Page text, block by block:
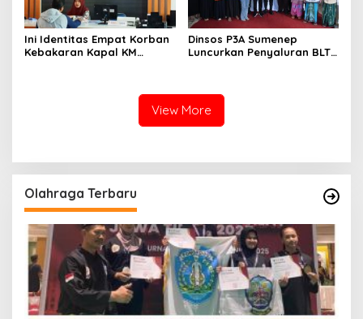
Ini Identitas Empat Korban
Kebakaran Kapal KM
Dinsos P3A Sumenep
Luncurkan Penyaluran BLT
View More
Olahraga Terbaru